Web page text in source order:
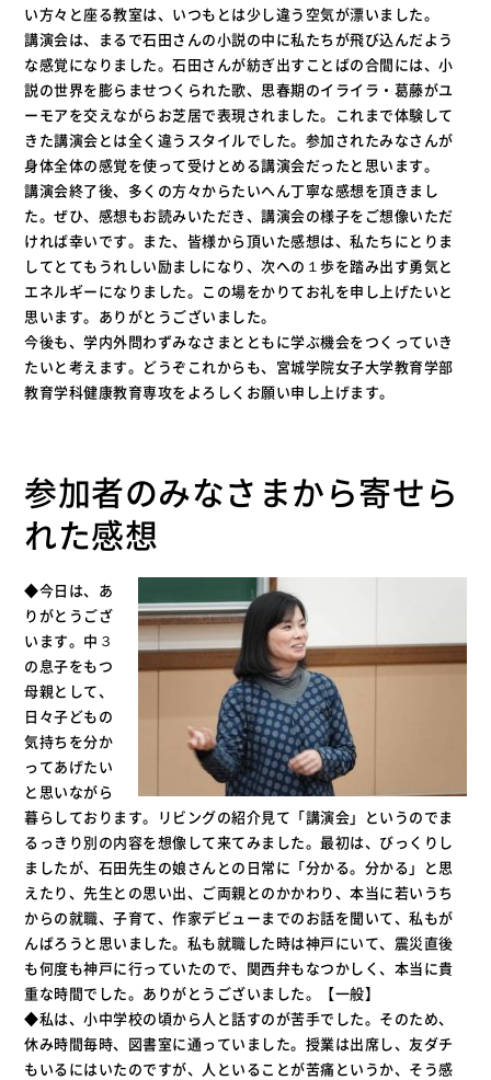
い方々と座る教室は、いつもとは少し違う空気が漂いました。
講演会は、まるで石田さんの小説の中に私たちが飛び込んだよう
な感覚になりました。石田さんが紡ぎ出すことばの合間には、小
説の世界を膨らませつくられた歌、思春期のイライラ・葛藤がユ
ーモアを交えながらお芝居で表現されました。これまで体験して
きた講演会とは全く違うスタイルでした。参加されたみなさんが
身体全体の感覚を使って受けとめる講演会だったと思います。
講演会終了後、多くの方々からたいへん丁寧な感想を頂きまし
た。ぜひ、感想もお読みいただき、講演会の様子をご想像いただ
ければ幸いです。また、皆様から頂いた感想は、私たちにとりま
してとてもうれしい励ましになり、次への１歩を踏み出す勇気と
エネルギーになりました。この場をかりてお礼を申し上げたいと
思います。ありがとうございました。
今後も、学内外問わずみなさまとともに学ぶ機会をつくっていき
たいと考えます。どうぞこれからも、宮城学院女子大学教育学部
教育学科健康教育専攻をよろしくお願い申し上げます。
参加者のみなさまから寄せら
れた感想
◆今日は、あ
りがとうござ
います。中３
の息子をもつ
母親として、
日々子どもの
気持ちを分か
ってあげたい
と思いながら
暮らしております。リビングの紹介見て「講演会」というのでま
るっきり別の内容を想像して来てみました。最初は、びっくりし
ましたが、石田先生の娘さんとの日常に「分かる。分かる」と思
えたり、先生との思い出、ご両親とのかかわり、本当に若いうち
からの就職、子育て、作家デビューまでのお話を聞いて、私もが
んばろうと思いました。私も就職した時は神戸にいて、震災直後
も何度も神戸に行っていたので、関西弁もなつかしく、本当に貴
重な時間でした。ありがとうございました。【一般】
◆私は、小中学校の頃から人と話すのが苦手でした。そのため、
休み時間毎時、図書室に通っていました。授業は出席し、友ダチ
もいるにはいたのですが、人といることが苦痛というか、そう感